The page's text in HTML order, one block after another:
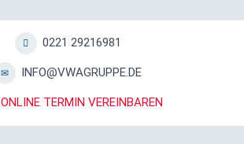
0221 29216981
INFO@VWAGRUPPE.DE
ONLINE TERMIN VEREINBAREN